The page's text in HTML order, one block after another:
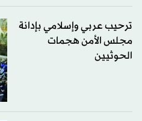
ترحيب عربي وإسلامي بإدانة
مجلس الأمن هجمات
الحوثيين